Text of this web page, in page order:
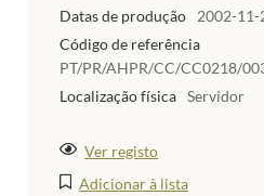
Datas de produção
2002-
Código de referência
PT/PR/AHPR/CC/CC0218/
Localização física Servidor
Ver registo
Adicionar à lista